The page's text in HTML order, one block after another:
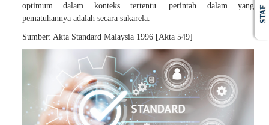
optimum dalam konteks tertentu. perintah dalam yang
pematuhannya adalah secara sukarela.
Sumber: Akta Standard Malaysia 1996 [Akta 549]
STAF